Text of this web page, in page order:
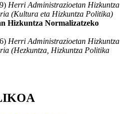
Herri Administrazioetan Hizkuntza
(Kultura eta Hizkuntza Politika)
Hizkuntza Normalizatzeko
Herri Administrazioetan Hizkuntza
(Hezkuntza, Hizkuntza Politika